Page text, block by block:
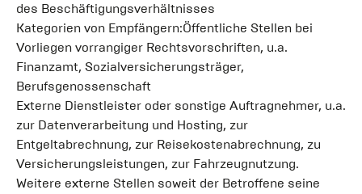
des Beschäftigungsverhältnisses
Kategorien von Empfängern:Öffentliche Stellen bei
Vorliegen vorrangiger Rechtsvorschriften, u.a.
Finanzamt, Sozialversicherungsträger,
Berufsgenossenschaft
Externe Dienstleister oder sonstige Auftragnehmer, u.a.
zur Datenverarbeitung und Hosting, zur
Entgeltabrechnung, zur Reisekostenabrechnung, zu
Versicherungsleistungen, zur Fahrzeugnutzung.
Weitere externe Stellen soweit der Betroffene seine